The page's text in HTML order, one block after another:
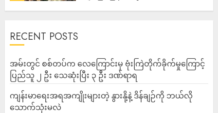
RECENT POSTS
‎အမ်းတွင် စစ်တပ်က လေကြောင်းမှ ဗုံးကြဲတိုက်ခိုက်မှုကြောင့်
ပြည်သူ ၂ ဦး သေဆုံးပြီး ၃ ဦး ဒဏ်ရာရ
ကျန်းမာရေးအရအကျိုးများတဲ့ နွားနို့နဲ့ ဒိန်ချဉ်ကို ဘယ်လို
သောက်သုံးမလဲ